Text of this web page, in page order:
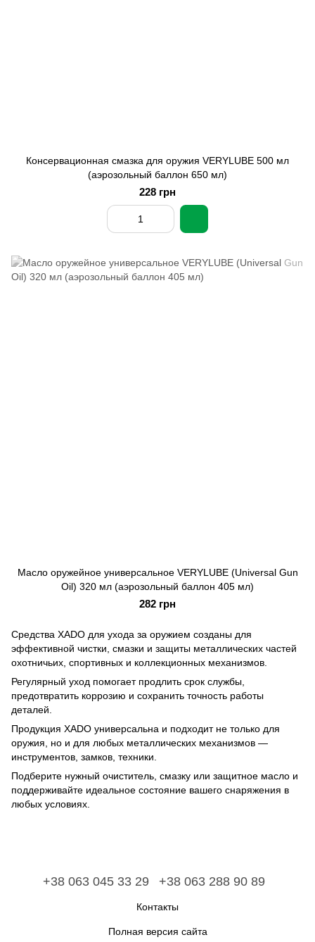
Консервационная смазка для оружия VERYLUBE 500 мл
(аэрозольный баллон 650 мл)
228 грн
Масло оружейное универсальное VERYLUBE (Universal Gun
Oil) 320 мл (аэрозольный баллон 405 мл)
282 грн
Средства XADO для ухода за оружием созданы для
эффективной чистки, смазки и защиты металлических частей
охотничьих, спортивных и коллекционных механизмов.
Регулярный уход помогает продлить срок службы,
предотвратить коррозию и сохранить точность работы
деталей.
Продукция XADO универсальна и подходит не только для
оружия, но и для любых металлических механизмов —
инструментов, замков, техники.
Подберите нужный очиститель, смазку или защитное масло и
поддерживайте идеальное состояние вашего снаряжения в
любых условиях.
+38 063 045 33 29 +38 063 288 90 89
Контакты
Полная версия сайта